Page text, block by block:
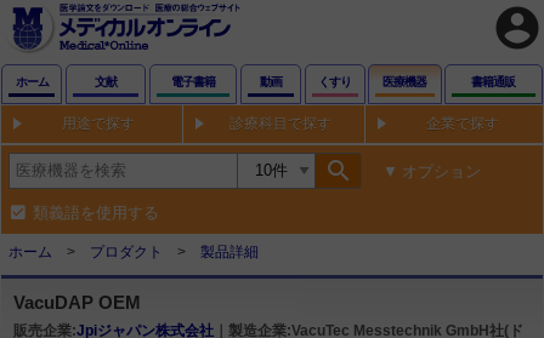
account_circle
ホーム 文献 電子書籍 動画 くすり 医療機器 書籍通販
用途で探す 診療科目で探す 企業で探す
search オプション
類義語を使用する
ホーム プロダクト 製品詳細
VacuDAP OEM
販売企業:Jpiジャパン株式会社 ｜製造企業:VacuTec Messtechnik GmbH社(ド